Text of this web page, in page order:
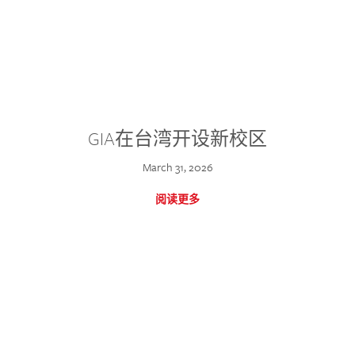
GIA在台湾开设新校区
March 31, 2026
阅读更多